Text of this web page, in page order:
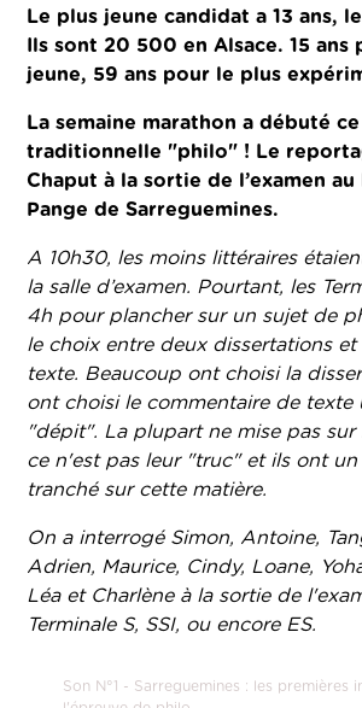
Le plus jeune candidat a 13 ans,
Ils sont 20 500 en Alsace. 15 ans
jeune, 59 ans pour le plus
La semaine marathon a débuté
traditionnelle "philo" ! Le
Chaput à la sortie de l’examen au
Pange de Sarreguemines.
A 10h30, les moins littéraires
la salle d’examen. Pourtant, les
4h pour plancher sur un sujet de
le choix entre deux dissertations
texte. Beaucoup ont choisi la
ont choisi le commentaire de texte
"dépit". La plupart ne mise pas sur
ce n'est pas leur "truc" et ils ont un
tranché sur cette matière.
On a interrogé Simon, Antoine,
Adrien, Maurice, Cindy, Loane,
Léa et Charlène à la sortie de
Terminale S, SSI, ou encore ES.
Son N°1 - Sarreguemines : les premières